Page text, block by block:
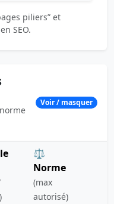
piliers” et
SEO.
Voir / masquer
⚖️
Norme
(max
autorisé)